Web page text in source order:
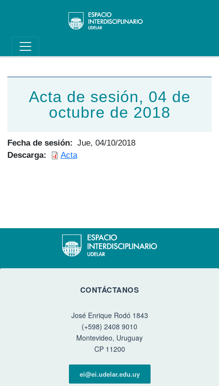
Main navigation
Acta de sesión, 04 de
octubre de 2018
Fecha de sesión
Jue, 04/10/2018
Descarga
Acta
CONTÁCTANOS
José Enrique Rodó 1843
(+598) 2408 9010
Montevideo, Uruguay
CP 11200
ei@ei.udelar.edu.uy